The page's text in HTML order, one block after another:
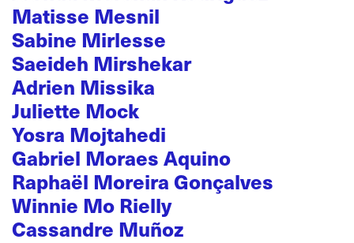
Matisse Mesnil
Sabine Mirlesse
Saeideh Mirshekar
Adrien Missika
Juliette Mock
Yosra Mojtahedi
Gabriel Moraes Aquino
Raphaël Moreira Gonçalves
Winnie Mo Rielly
Cassandre Muñoz